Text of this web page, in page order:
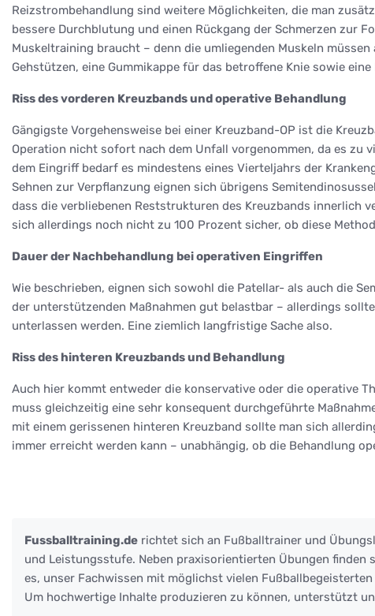
Reizstrombehandlung sind weitere Möglichkeiten, die man
bessere Durchblutung und einen Rückgang der Schmerzen zur
Muskeltraining braucht – denn die umliegenden Muskeln
Gehstützen, eine Gummikappe für das betroffene Knie sowie
Riss des vorderen Kreuzbands und operative Behandlung
Gängigste Vorgehensweise bei einer Kreuzband-OP ist die
Operation nicht sofort nach dem Unfall vorgenommen, da es zu
dem Eingriff bedarf es mindestens eines Vierteljahrs der
Sehnen zur Verpflanzung eignen sich übrigens
dass die verbliebenen Reststrukturen des Kreuzbands innerlich
sich allerdings noch nicht zu 100 Prozent sicher, ob diese
Dauer der Nachbehandlung bei operativen Eingriffen
Wie beschrieben, eignen sich sowohl die Patellar- als auch die
der unterstützenden Maßnahmen gut belastbar – allerdings
unterlassen werden. Eine ziemlich langfristige Sache also.
Riss des hinteren Kreuzbands und Behandlung
Auch hier kommt entweder die konservative oder die operative
muss gleichzeitig eine sehr konsequent durchgeführte
mit einem gerissenen hinteren Kreuzband sollte man sich
immer erreicht werden kann – unabhängig, ob die Behandlung
Fussballtraining.de richtet sich an Fußballtrainer und
und Leistungsstufe. Neben praxisorientierten Übungen
es, unser Fachwissen mit möglichst vielen
Um hochwertige Inhalte produzieren zu können, unterstützt